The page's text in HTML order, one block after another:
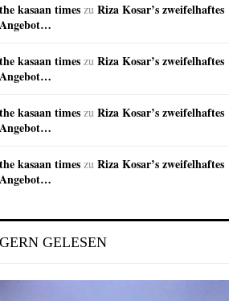
the kasaan times zu Riza Kosar’s zweifelhaftes
Angebot…
the kasaan times zu Riza Kosar’s zweifelhaftes
Angebot…
the kasaan times zu Riza Kosar’s zweifelhaftes
Angebot…
the kasaan times zu Riza Kosar’s zweifelhaftes
Angebot…
GERN GELESEN